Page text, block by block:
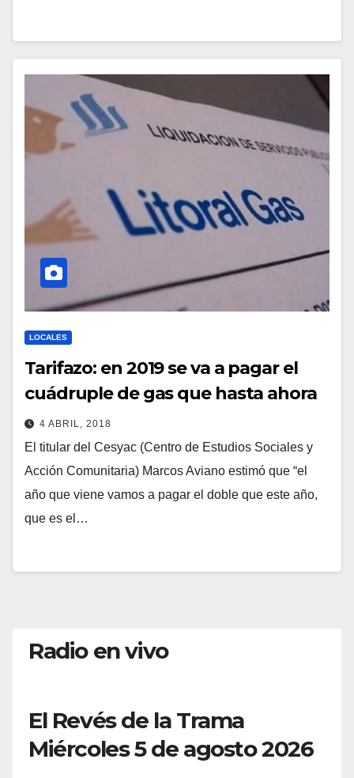
LOCALES
Tarifazo: en 2019 se va a pagar el
cuádruple de gas que hasta ahora
4 ABRIL, 2018
El titular del Cesyac (Centro de Estudios Sociales y
Acción Comunitaria) Marcos Aviano estimó que “el
año que viene vamos a pagar el doble que este año,
que es el…
Radio en vivo
El Revés de la Trama
Miércoles 5 de agosto 2026